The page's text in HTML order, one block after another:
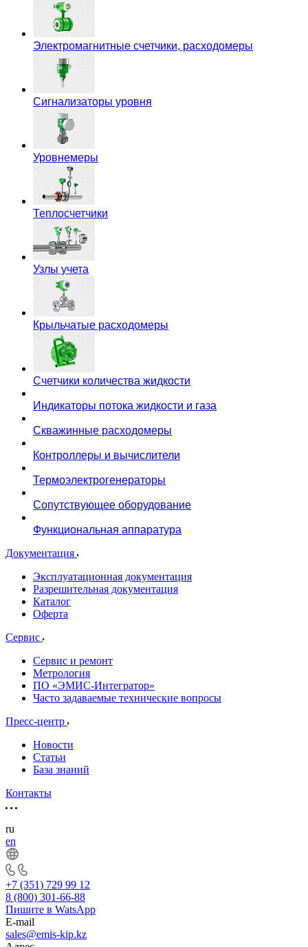
Электромагнитные счетчики, расходомеры
Сигнализаторы уровня
Уровнемеры
Теплосчетчики
Узлы учета
Крыльчатые расходомеры
Счетчики количества жидкости
Индикаторы потока жидкости и газа
Термоэлектрогенераторы
Сопутствующее оборудование
Документация
Эксплуатационная документация
Разрешительная документация
Оферта
Часто задаваемые технические вопросы
Пресс-центр
Новости
Статьи